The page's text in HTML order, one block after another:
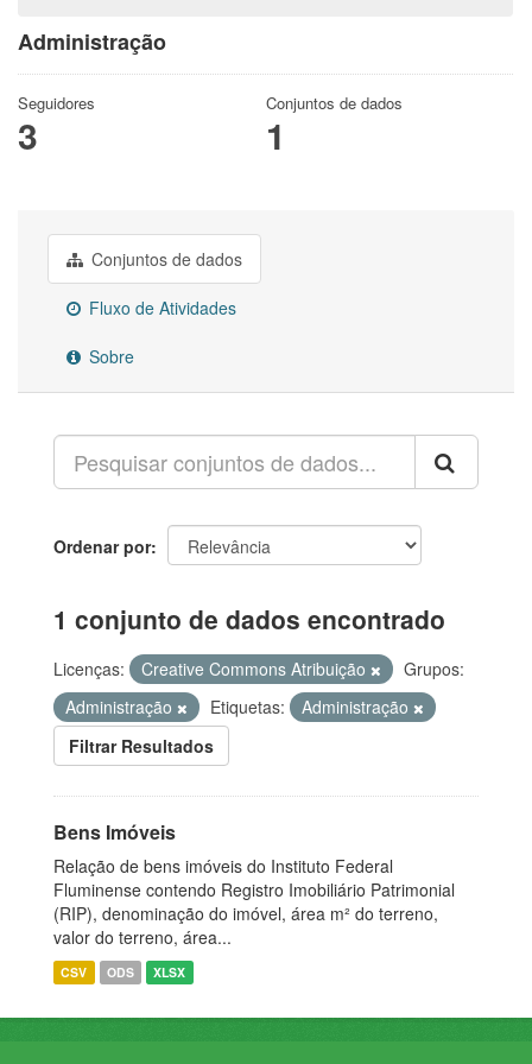
Administração
Seguidores
3
Conjuntos de dados
1
Conjuntos de dados
Fluxo de Atividades
Sobre
Ordenar por
1 conjunto de dados encontrado
Licenças: Creative Commons Atribuição
Grupos:
Administração
Etiquetas:
Administração
Filtrar Resultados
Bens Imóveis
Relação de bens imóveis do Instituto Federal
Fluminense contendo Registro Imobiliário Patrimonial
(RIP), denominação do imóvel, área m² do terreno,
valor do terreno, área...
CSV ODS XLSX